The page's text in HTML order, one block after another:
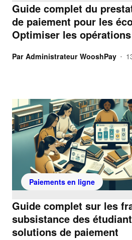
Guide complet du
de paiement pour les
Optimiser les
Par Administrateur WooshPay •
Paiements en ligne
Guide complet sur les
subsistance des
solutions de paiement